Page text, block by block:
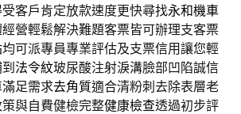
客戶肯定放款速度更快尋找永和機車
營輕鬆解決難題客票皆可辦理支客票
均可派專員專業評估及支票信用讓您輕
法令紋玻尿酸注射淚溝臉部凹陷誠信
足需求去角質適合清粉刺去除表層老
與自費健檢完整健康檢查透過初步評